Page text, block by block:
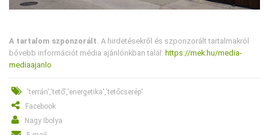
A tartalom szponzorált. A hirdetésekről és szponzorált tartalmakról
bővebb információt média ajánlónkban talál: https://mek.hu/media-
mediaajanlo
'terrán','tető','energetika','tetőcserép'
Facebook
Nagy Ibolya